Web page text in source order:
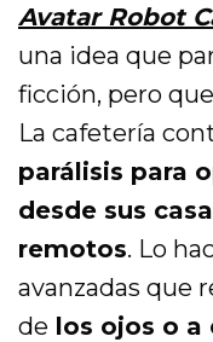
Avatar Robot
una idea que
ficción, pero
La cafetería
parálisis para
desde sus
remotos. Lo
avanzadas que
de los ojos o a